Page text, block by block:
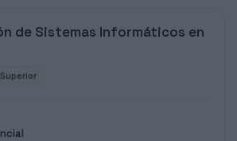
de Sistemas Informáticos en